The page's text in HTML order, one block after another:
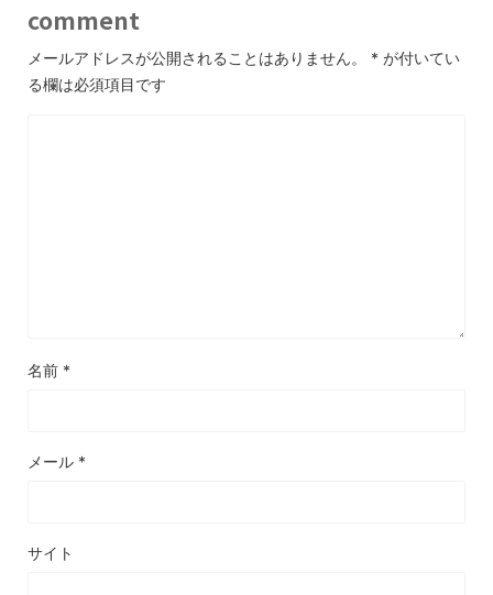
comment
メールアドレスが公開されることはありません。 * が付いてい
る欄は必須項目です
名前 *
メール *
サイト